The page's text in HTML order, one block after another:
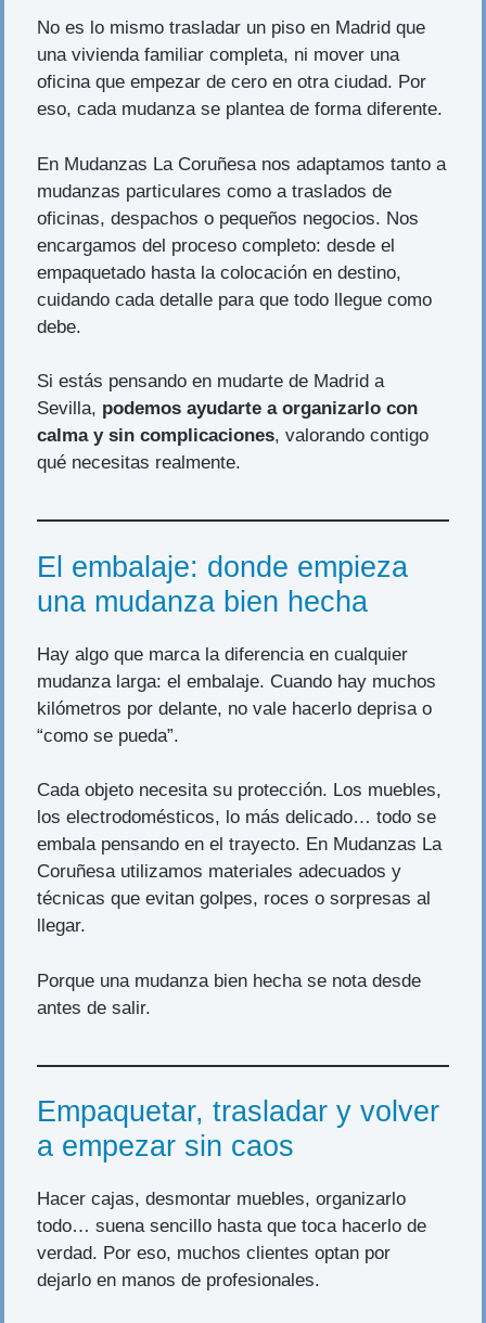
No es lo mismo trasladar un piso en Madrid que
una vivienda familiar completa, ni mover una
oficina que empezar de cero en otra ciudad. Por
eso, cada mudanza se plantea de forma diferente.
En Mudanzas La Coruñesa nos adaptamos tanto a
mudanzas particulares como a traslados de
oficinas, despachos o pequeños negocios. Nos
encargamos del proceso completo: desde el
empaquetado hasta la colocación en destino,
cuidando cada detalle para que todo llegue como
debe.
Si estás pensando en mudarte de Madrid a
Sevilla, podemos ayudarte a organizarlo con
calma y sin complicaciones, valorando contigo
qué necesitas realmente.
El embalaje: donde empieza
una mudanza bien hecha
Hay algo que marca la diferencia en cualquier
mudanza larga: el embalaje. Cuando hay muchos
kilómetros por delante, no vale hacerlo deprisa o
“como se pueda”.
Cada objeto necesita su protección. Los muebles,
los electrodomésticos, lo más delicado… todo se
embala pensando en el trayecto. En Mudanzas La
Coruñesa utilizamos materiales adecuados y
técnicas que evitan golpes, roces o sorpresas al
llegar.
Porque una mudanza bien hecha se nota desde
antes de salir.
Empaquetar, trasladar y volver
a empezar sin caos
Hacer cajas, desmontar muebles, organizarlo
todo… suena sencillo hasta que toca hacerlo de
verdad. Por eso, muchos clientes optan por
dejarlo en manos de profesionales.